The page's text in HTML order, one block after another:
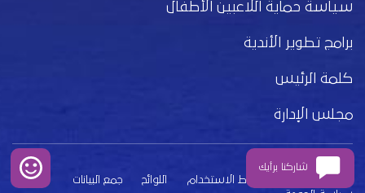
سياسة حماية اللاعبين الأطفال
برامج تطوير الأندية
كلمة الرئيس
مجلس الإدارة
بيان الخصوصية شروط الاستخدام اللوائح
جمع البيانات
شاركنا برأيك